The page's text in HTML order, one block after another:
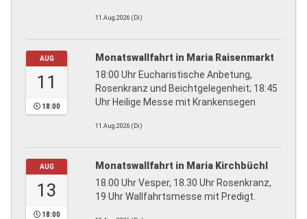
11.Aug.2026 (Di)
AUG
11
18:00
Monatswallfahrt in Maria Raisenmarkt
18:00 Uhr Eucharistische Anbetung,
Rosenkranz und Beichtgelegenheit; 18:45
Uhr Heilige Messe mit Krankensegen
11.Aug.2026 (Di)
AUG
13
18:00
Monatswallfahrt in Maria Kirchbüchl
18.00 Uhr Vesper, 18.30 Uhr Rosenkranz,
19 Uhr Wallfahrtsmesse mit Predigt.